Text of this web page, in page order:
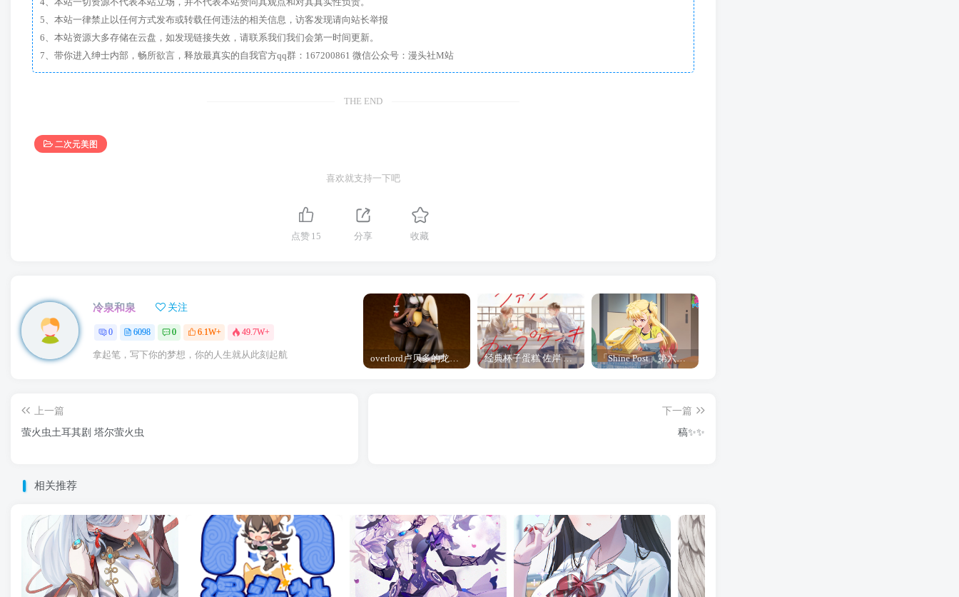
4、本站一切资源不代表本站立场，并不代表本站赞同其观点和对其真实性负责。
5、本站一律禁止以任何方式发布或转载任何违法的相关信息，访客发现请向站长举报
6、本站资源大多存储在云盘，如发现链接失效，请联系我们我们会第一时间更新。
7、带你进入绅士内部，畅所欲言，释放最真实的自我官方qq群：167200861 微信公众号：漫头社M站
THE END
二次元美图
喜欢就支持一下吧
点赞 15 分享 收藏
冷泉和泉 关注
0 6098 0 6.1W+ 49.7W+
拿起笔，写下你的梦想，你的人生就从此刻起航 经典杯子蛋糕 佐岸 漫画「经典杯子蛋糕」宣布真人日剧化 「Shine Post」第六话ED主题曲「Yellow Rose」无字幕MV公开
上一篇
萤火虫土耳其剧 塔尔萤火虫
下一篇
稿✨✨
相关推荐